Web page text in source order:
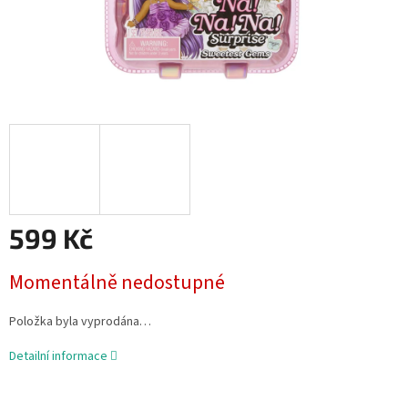
599 Kč
cena:
Momentálně nedostupné
Položka byla vyprodána…
Detailní informace